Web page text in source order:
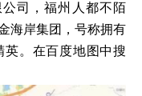
司，福州人都不陌
海岸集团，号称拥有
英。在百度地图中搜